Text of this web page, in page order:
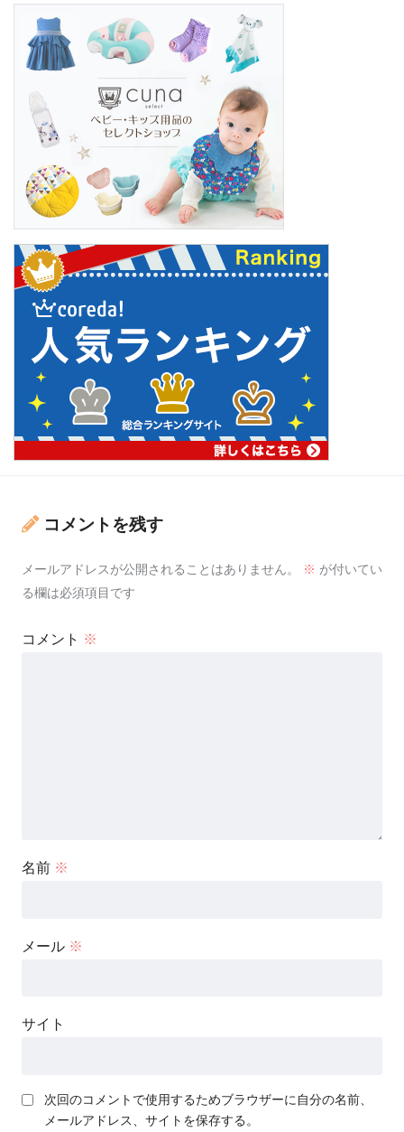
コメントを残す
メールアドレスが公開されることはありません。 ※ が付いてい
る欄は必須項目です
コメント ※
名前 ※
メール ※
サイト
次回のコメントで使用するためブラウザーに自分の名前、
メールアドレス、サイトを保存する。